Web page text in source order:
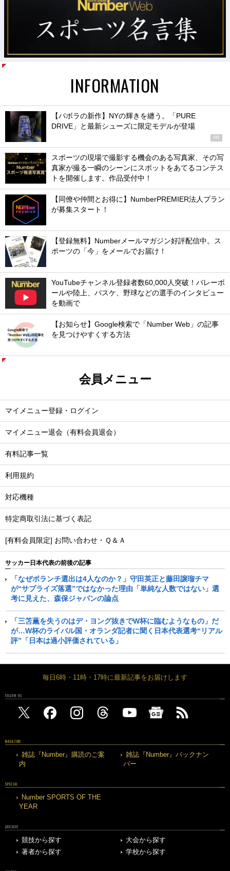
INFORMATION
【バボラの新作】NYの輝きを纏う。「PURE
DRIVE」と最新シューズに限定モデルが登場
PR
スポーツの現場で撮影する機会のある写真家、その写
真家が撮る一瞬のシーンにスポットをあてるコンテス
トを開催します。作品受付中！
【同僚や仲間とお得に】NumberPREMIER法人プラン
が募集スタート！
【登録無料】Numberメールマガジン好評配信中。ス
ポーツの「今」をメールでお届け！
YouTubeチャンネル登録者数60,000人突破！バレーボ
ールや陸上、バスケ、野球などの選手のインタビュー
を動画で
【お知らせ】Google検索で「Number Web」の記事
を見つけやすくする方法
会員メニュー
マイメニュー登録・ログイン
マイメニュー退会（有料会員退会）
有料記事一覧
利用規約
対応機種
特定商取引法に基づく表記
[有料会員限定] お問い合わせ・Ｑ＆Ａ
サッカー日本代表の前後の記事
「なぜボランチ選出は4人なのか？」守田英正と藤田譲瑠チマ
が“サプライズ落選”ではなかった理由「単純な人数ではない」選
考に見えた、森保ジャパンの論点
「三笘薫を失うのはデ・ヨング抜きでW杯に臨むようなもの」だ
が…W杯のライバル国・オランダ記者に聞く日本代表選考“リアル
評”「日本は過小評価されている」
毎日6時・11時・17時に最新記事をお届けします
FOLLOW US
MAGAZINE
雑誌『Number』購読のご案
内
雑誌『Number』バックナン
バー
SPECIAL
Number SPORTS OF THE
YEAR
ARCHIVE
競技から探す
大会から探す
著者から探す
学校から探す